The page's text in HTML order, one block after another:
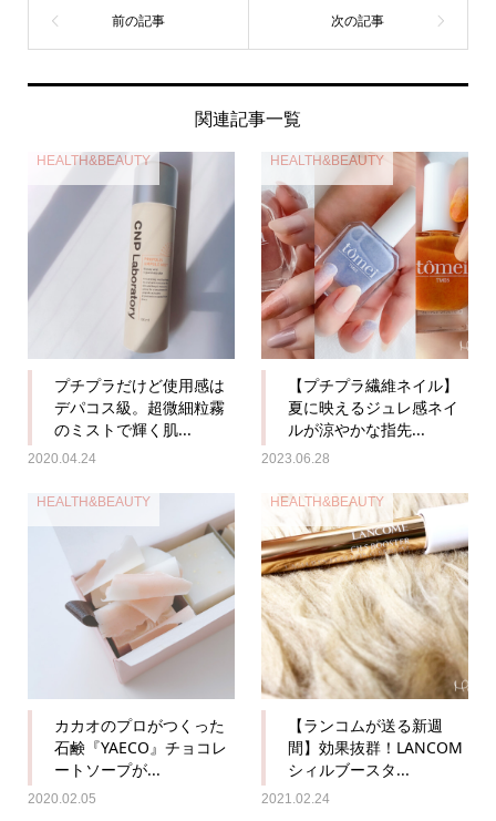
関連記事一覧
HEALTH&BEAUTY
プチプラだけど使用感は
デパコス級。超微細粒霧
のミストで輝く肌...
2020.04.24
HEALTH&BEAUTY
【プチプラ繊維ネイル】
夏に映えるジュレ感ネイ
ルが涼やかな指先...
2023.06.28
HEALTH&BEAUTY
カカオのプロがつくった
石鹸『YAECO』チョコレ
ートソープが...
2020.02.05
HEALTH&BEAUTY
【ランコムが送る新週
間】効果抜群！LANCOM
シィルブースタ...
2021.02.24